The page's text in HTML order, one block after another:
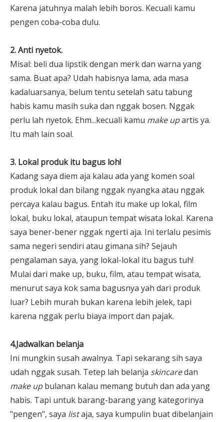
Karena jatuhnya malah lebih boros. Kecuali kamu
pengen coba-coba dulu.
2. Anti nyetok.
Misal: beli dua lipstik dengan merk dan warna yang
sama. Buat apa? Udah habisnya lama, ada masa
kadaluarsanya, belum tentu setelah satu tabung
habis kamu masih suka dan nggak bosen. Nggak
perlu lah nyetok. Ehm...kecuali kamu make upartis ya.
Itu mah lain soal.
3. Lokal produk itu bagus loh!
Kadang saya diem aja kalau ada yang komen soal
produk lokal dan bilang nggak nyangka atau nggak
percaya kalau bagus. Entah itu make up lokal, film
lokal, buku lokal, ataupun tempat wisata lokal. Karena
saya bener-bener nggak ngerti aja. Ini terlalu pesimis
sama negeri sendiri atau gimana sih? Sejauh
pengalaman saya, yang lokal-lokal itu bagus tuh!
Mulai dari make up, buku, film, atau tempat wisata,
menurut saya kok sama bagusnya yah dari produk
luar? Lebih murah bukan karena lebih jelek, tapi
karena nggak perlu biaya import dan pajak.
4.Jadwalkan belanja
Ini mungkin susah awalnya. Tapi sekarang sih saya
udah nggak susah. Tetep lah belanja skincaredan
make upbulanan kalau memang butuh dan ada yang
habis. Tapi untuk barang-barang yang kategorinya
"pengen", saya listaja, saya kumpulin buat dibelanjain